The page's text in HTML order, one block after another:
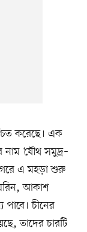
করেছে। এক
নাম ‘যৌথ সমুদ্র–
এ মহড়া শুরু
আকাশ
পাবে। চীনের
তাদের চারটি